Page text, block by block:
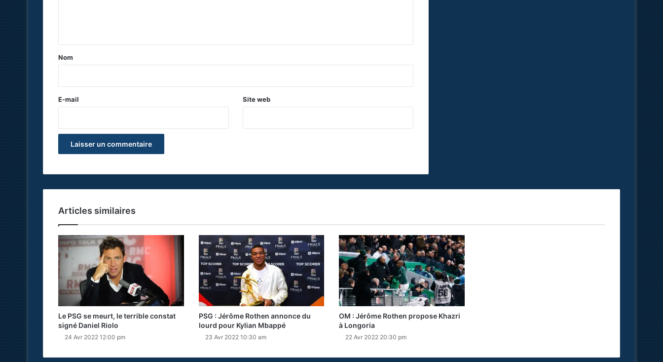
a
e
Nom
E-mail Site web
Articles similaires
Le PSG se meurt, le terrible constat
signé Daniel Riolo
24 Avr 2022 12:00 pm
PSG : Jérôme Rothen annonce du
lourd pour Kylian Mbappé
23 Avr 2022 10:30 am
OM : Jérôme Rothen propose Khazri
à Longoria
22 Avr 2022 20:30 pm